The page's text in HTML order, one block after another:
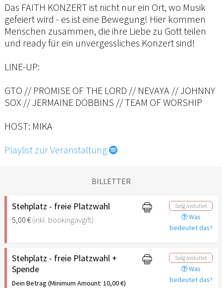
Das FAITH KONZERT ist nicht nur ein Ort, wo Musik
gefeiert wird - es ist eine Bewegung! Hier kommen
Menschen zusammen, die ihre Liebe zu Gott teilen
und ready für ein unvergessliches Konzert sind!
LINE-UP:
GTO // PROMISE OF THE LORD // NEVAYA // JOHNNY
SOX // JERMAINE DOBBINS // TEAM OF WORSHIP
HOST: MIKA
Playlist zur Veranstaltung
BILLETTER
Stehplatz - freie Platzwahl
5,00 €(inkl. bookingavgift)
Salg avsluttet
Was
bedeutet das?
Stehplatz - freie Platzwahl +
Spende
Dein Betrag (Minimum Amount: 10,00 €)
Salg avsluttet
Was
bedeutet das?